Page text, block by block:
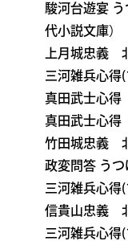
駿河台遊宴
代小説文庫）
上月城忠義
三河雑兵心得
真田武士心得
真田武士心得
竹田城忠義
政変問答 うつ
三河雑兵心得
信貴山忠義
三河雑兵心得